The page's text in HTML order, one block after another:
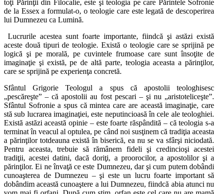
toţi Părinţii din Filocalie, este şi teologia pe care Părintele Sofronie
de la Essex a formulat‑o, o teologie care este legată de descoperirea
lui Dumnezeu ca Lumină.
Lucrurile acestea sunt foarte importante, fiindcă şi astăzi există
aceste două tipuri de teologie. Există o teologie care se sprijină pe
logică şi pe morală, pe cuvintele frumoase care sunt însoţite de
imaginaţie şi există, pe de altă parte, teologia aceasta a părinţilor,
care se sprijină pe experienţa concretă.
Sfântul Grigorie Teologul a spus că apostolii teologhisesc
„pescăreşte” – că apostolii au fost pescari – şi nu „aristoteliceşte”.
Sfântul Sofronie a spus că mintea care are această imaginaţie, care
stă sub lucrarea imaginaţiei, este neputincioasă în cele ale teologhiei.
Există astăzi această opinie – este foarte răspândită – că teologia s‑a
terminat în veacul al optulea, pe când noi susţinem că tradiţia aceasta
a părinţilor totdeauna există în biserică, ea nu se va sfârşi niciodată.
Pentru aceasta, trebuie să rămânem fideli şi credincioşi acestei
tradiţii, acestei datini, dacă doriţi, a proorocilor, a apostolilor şi a
părinţilor. Ei ne învaţă ce este Dumnezeu, dar şi cum putem dobândi
cunoaşterea de Dumnezeu – şi este un lucru foarte important să
dobândim această cunoaştere a lui Dumnezeu, fiindcă abia atunci nu